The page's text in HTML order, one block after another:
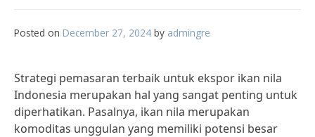
Posted on December 27, 2024 by admingre
Strategi pemasaran terbaik untuk ekspor ikan nila
Indonesia merupakan hal yang sangat penting untuk
diperhatikan. Pasalnya, ikan nila merupakan
komoditas unggulan yang memiliki potensi besar